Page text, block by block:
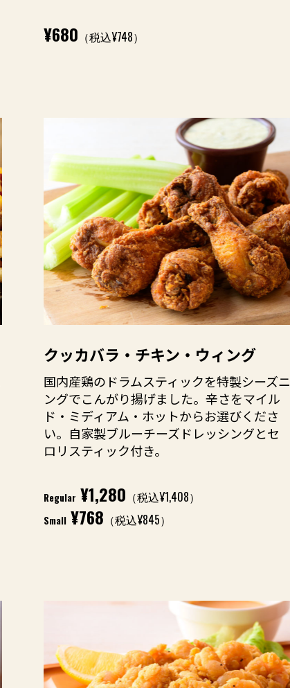
¥680 （税込¥748）
クッカバラ・チキン・ウィング
国内産鶏のドラムスティックを特製シーズニ
ングでこんがり揚げました。辛さをマイル
ド・ミディアム・ホットからお選びくださ
い。自家製ブルーチーズドレッシングとセ
ロリスティック付き。
Regular ¥1,280 （税込¥1,408）
Small¥768 （税込¥845）